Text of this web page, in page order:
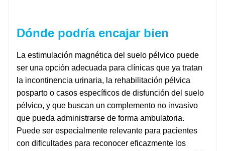
Dónde podría encajar bien
La estimulación magnética del suelo pélvico puede
ser una opción adecuada para clínicas que ya tratan
la incontinencia urinaria, la rehabilitación pélvica
posparto o casos específicos de disfunción del suelo
pélvico, y que buscan un complemento no invasivo
que pueda administrarse de forma ambulatoria.
Puede ser especialmente relevante para pacientes
con dificultades para reconocer eficazmente los